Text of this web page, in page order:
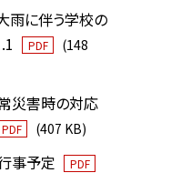
雨に伴う学校の
PDF
(148
災害時の対応
PDF (407 KB)
事予定 PDF